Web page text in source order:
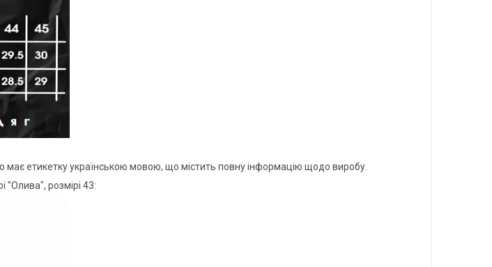
має етикетку українською мовою, що містить повну інформацію щодо виробу.
"Олива", розмірі 43: